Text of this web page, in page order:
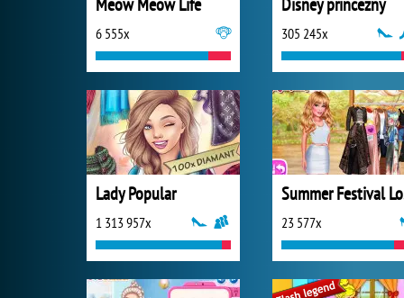
6 555x 305 245x
Lady Popular
1 313 957x 23 577x